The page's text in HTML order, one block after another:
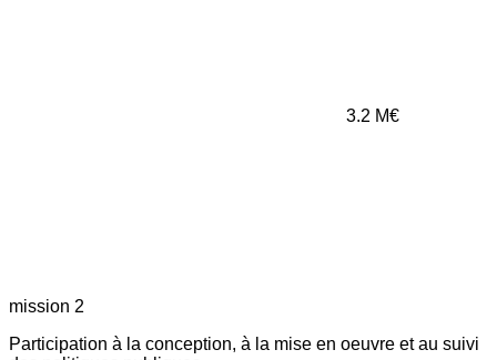
3.2 M€
mission 2
Participation à la conception, à la mise en oeuvre et au suivi